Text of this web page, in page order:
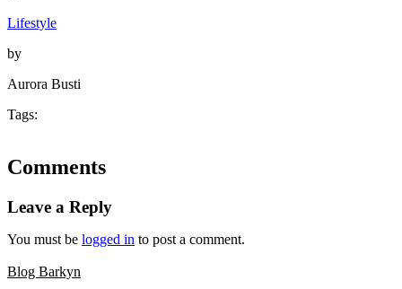
Lifestyle
by
Aurora Busti
Tags:
Comments
Leave a Reply
You must be logged in to post a comment.
Blog Barkyn